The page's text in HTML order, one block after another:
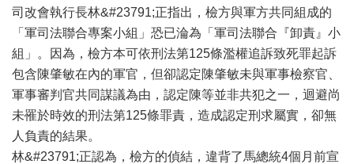
司改會執行長林&#23791;正指出，檢方與軍方共同組成的
「軍司法聯合專案小組」恐已淪為「軍司法聯合『卸責』小
組」。因為，檢方本可依刑法第125條濫權追訴致死罪起訴
包含陳肇敏在內的軍官，但卻認定陳肇敏未與軍事檢察官、
軍事審判官共同謀議為由，認定陳等並非共犯之一，迴避尚
未罹於時效的刑法第125條罪責，造成認定刑求屬實，卻無
人負責的結果。
林&#23791;正認為，檢方的偵結，違背了馬總統4個月前宣